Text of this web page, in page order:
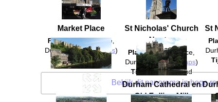
Market Place
Plaats: Market Place,
Durham (Google Maps)
Tijdstip: Onbekend
St Nicholas' Church
en Neptunus
Plaats: Market Place,
Durham (Google Maps)
Tijdstip: Onbekend
St
Bekijk dit panorama in hoge
Durham Cathedral en
Old Fulling Mill